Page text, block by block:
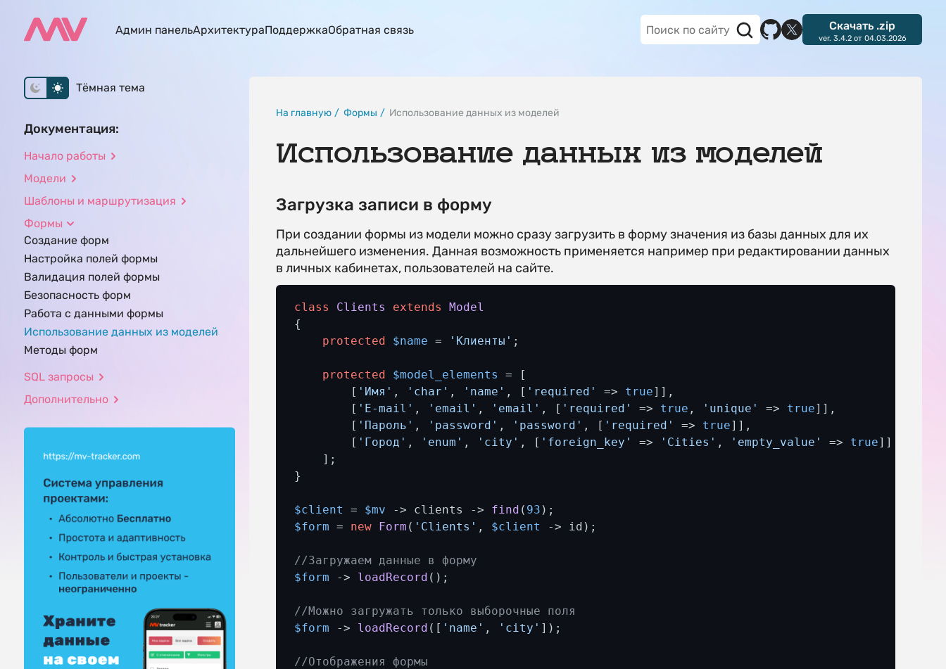
Админ панельАрхитектураПоддержкаОбратная связь Скачать .zip
ver. 3.4.2 от 04.03.2026
Тёмная тема
Документация:
Начало работы
Модели
Шаблоны и маршрутизация
Формы
Создание форм
Настройка полей формы
Валидация полей формы
Безопасность форм
Работа с данными формы
Использование данных из моделей
Методы форм
SQL запросы
Дополнительно
На главную Формы Использование данных из моделей
Использование данных из моделей
Загрузка записи в форму
При создании формы из модели можно сразу загрузить в форму значения из базы данных для их
дальнейшего изменения. Данная возможность применяется например при редактировании данных
в личных кабинетах, пользователей на сайте.
class Clients extends
Model
{
protected
$name = 'Клиенты' ;
protected $model_elements
= [
        [
'Имя' , 'char' , 'name' , [ 'required' => true]],
        [
'E-mail' , 'email' , 'email' , [ 'required' => true , 'unique' => true]],
        [
'Пароль' , 'password' , 'password' , [ 'required' => true]],
        [
'Город' , 'enum' , 'city' , [ 'foreign_key' => 'Cities' , 'empty_value' => true]]
    ];
}
$client = $mv -> clients -> find ( 93
$form = new Form ( 'Clients' , $client -> id);
//Загружаем данные в форму
$form -> loadRecord ();
//Можно загружать только выборочные поля
$form -> loadRecord ([ 'name' , 'city' ]);
//Отображения формы